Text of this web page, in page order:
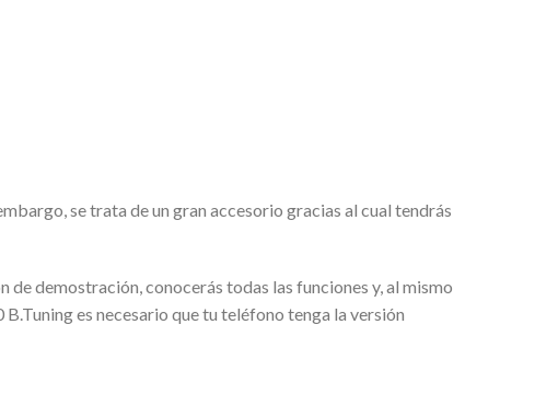
se trata de un gran accesorio gracias al cual tendrás
demostración, conocerás todas las funciones y, al mismo
es necesario que tu teléfono tenga la versión